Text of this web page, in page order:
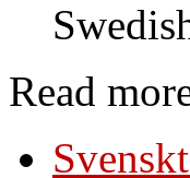
Read